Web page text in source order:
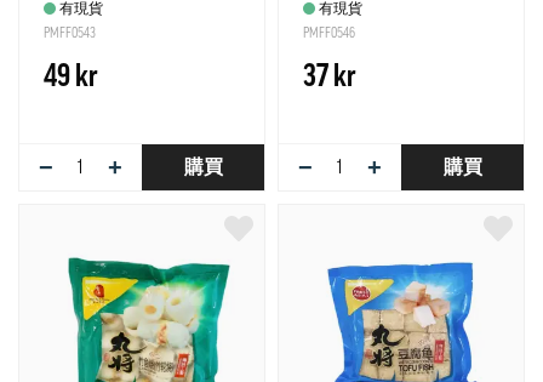
有現貨
PMFF0543
49 kr
− + 購買
有現貨
PMFF0546
37 kr
− + 購買